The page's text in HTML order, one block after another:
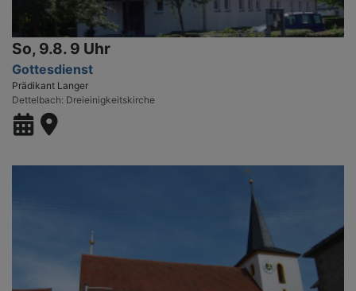
So, 9.8. 9 Uhr
Gottesdienst
Prädikant Langer
Dettelbach Dreieinigkeitskirche